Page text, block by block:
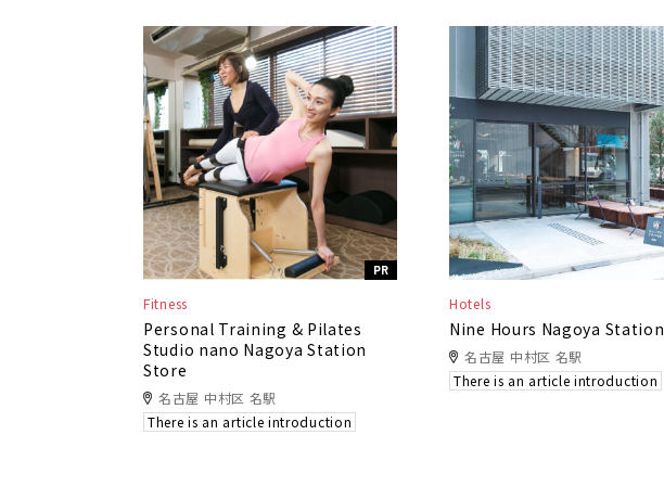
PR
Fitness
Personal Training & Pilates
Studio nano Nagoya Station
Store
名古屋 中村区 名駅
There is an article introduction
Hotels
Nine Hours Nagoya Station
名古屋 中村区 名駅
There is an article introduction